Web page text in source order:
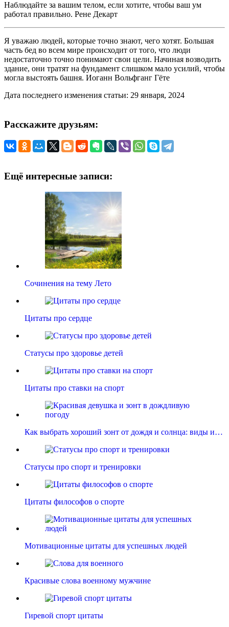
Наблюдайте за вашим телом, если хотите, чтобы ваш ум
работал правильно. Рене Декарт
Я уважаю людей, которые точно знают, чего хотят. Большая
часть бед во всем мире происходит от того, что люди
недостаточно точно понимают свои цели. Начиная возводить
здание, они тратят на фундамент слишком мало усилий, чтобы
могла выстоять башня. Иоганн Вольфганг Гёте
Дата последнего изменения статьи: 29 января, 2024
Расскажите друзьям:
Ещё интересные записи:
Сочинения на тему Лето
Цитаты про сердце
Статусы про здоровье детей
Цитаты про ставки на спорт
Как выбрать хороший зонт от дождя и солнца: виды и…
Статусы про спорт и тренировки
Цитаты философов о спорте
Мотивационные цитаты для успешных людей
Красивые слова военному мужчине
Гиревой спорт цитаты